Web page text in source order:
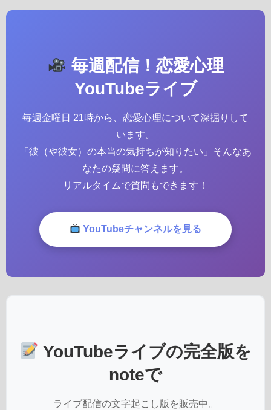
毎週配信！恋愛心理
YouTubeライブ
毎週金曜日 21時から、恋愛心理について深掘りして
います。
「彼（や彼女）の本当の気持ちが知りたい」そんなあ
なたの疑問に答えます。
リアルタイムで質問もできます！
YouTubeチャンネルを見る
YouTubeライブの完全版を
noteで
ライブ配信の文字起こし版を販売中。